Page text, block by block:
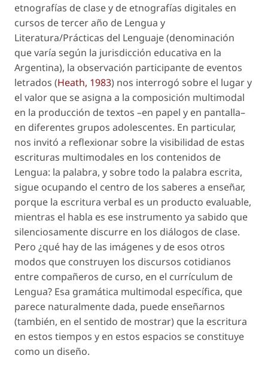
etnografías de clase y de etnografías digitales en
cursos de tercer año de Lengua y
Literatura/Prácticas del Lenguaje (denominación
que varía según la jurisdicción educativa en la
Argentina), la observación participante de eventos
letrados (Heath, 1983) nos interrogó sobre el lugar y
el valor que se asigna a la composición multimodal
en la producción de textos –en papel y en pantalla–
en diferentes grupos adolescentes. En particular,
nos invitó a reflexionar sobre la visibilidad de estas
escrituras multimodales en los contenidos de
Lengua: la palabra, y sobre todo la palabra escrita,
sigue ocupando el centro de los saberes a enseñar,
porque la escritura verbal es un producto evaluable,
mientras el habla es ese instrumento ya sabido que
silenciosamente discurre en los diálogos de clase.
Pero ¿qué hay de las imágenes y de esos otros
modos que construyen los discursos cotidianos
entre compañeros de curso, en el currículum de
Lengua? Esa gramática multimodal específica, que
parece naturalmente dada, puede enseñarnos
(también, en el sentido de mostrar) que la escritura
en estos tiempos y en estos espacios se constituye
como un diseño.